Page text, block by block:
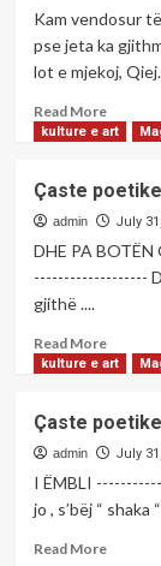
si
anatomi
Kam vendosur
pse jeta ka
lot e mjekoj,
Read MoreRead
more
poetike
me
kulture e art
Çaste
admin July
DHE PA
-------------------
gjithë ....
Read MoreRead
more
poetike
me
Shpresa
kulture e art
Çaste
admin July
I ËMBLI
jo , s’bëj “ shaka
Read MoreRead